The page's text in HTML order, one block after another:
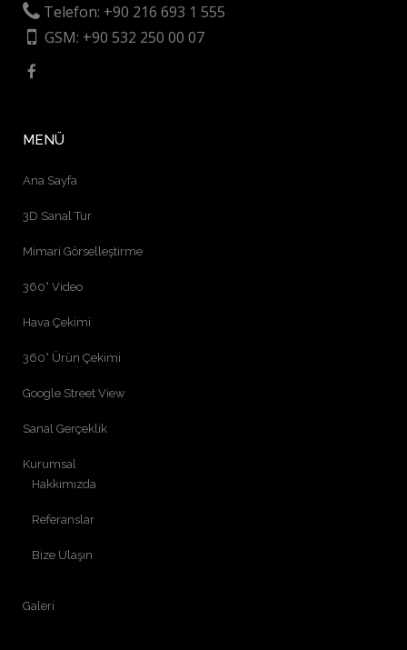
Telefon: +90 216 693 1 555
GSM: +90 532 250 00 07
MENÜ
Ana Sayfa
3D Sanal Tur
Mimari Görselleştirme
360° Video
Hava Çekimi
360° Ürün Çekimi
Google Street View
Sanal Gerçeklik
Kurumsal
Hakkımızda
Referanslar
Bize Ulaşın
Galeri